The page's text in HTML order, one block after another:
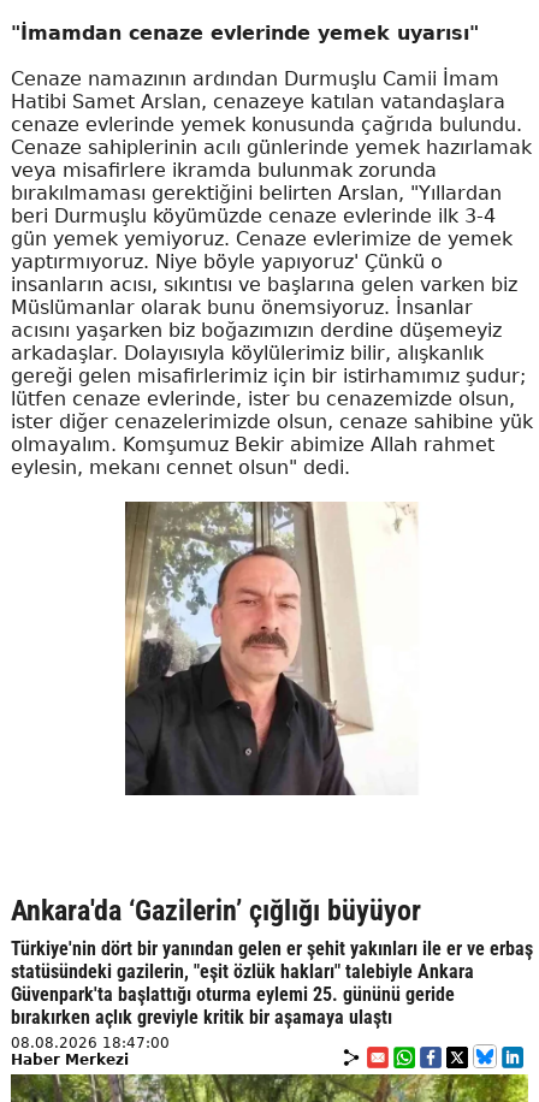
"İmamdan cenaze evlerinde yemek uyarısı"
Cenaze namazının ardından Durmuşlu Camii İmam
Hatibi Samet Arslan, cenazeye katılan vatandaşlara
cenaze evlerinde yemek konusunda çağrıda bulundu.
Cenaze sahiplerinin acılı günlerinde yemek hazırlamak
veya misafirlere ikramda bulunmak zorunda
bırakılmaması gerektiğini belirten Arslan, "Yıllardan
beri Durmuşlu köyümüzde cenaze evlerinde ilk 3-4
gün yemek yemiyoruz. Cenaze evlerimize de yemek
yaptırmıyoruz. Niye böyle yapıyoruz' Çünkü o
insanların acısı, sıkıntısı ve başlarına gelen varken biz
Müslümanlar olarak bunu önemsiyoruz. İnsanlar
acısını yaşarken biz boğazımızın derdine düşemeyiz
arkadaşlar. Dolayısıyla köylülerimiz bilir, alışkanlık
gereği gelen misafirlerimiz için bir istirhamımız şudur;
lütfen cenaze evlerinde, ister bu cenazemizde olsun,
ister diğer cenazelerimizde olsun, cenaze sahibine yük
olmayalım. Komşumuz Bekir abimize Allah rahmet
eylesin, mekanı cennet olsun" dedi.
Ankara'da ‘Gazilerin’ çığlığı büyüyor
Türkiye'nin dört bir yanından gelen er şehit yakınları ile er ve erbaş
statüsündeki gazilerin, "eşit özlük hakları" talebiyle Ankara
Güvenpark'ta başlattığı oturma eylemi 25. gününü geride
bırakırken açlık greviyle kritik bir aşamaya ulaştı
08.08.2026 18:47:00
Haber Merkezi